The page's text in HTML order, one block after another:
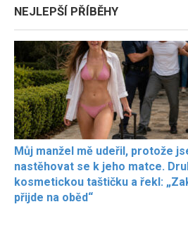
NEJLEPŠÍ PŘÍBĚHY
Můj manžel mě udeřil, protože
nastěhovat se k jeho matce.
kosmetickou taštičku a řekl:
přijde na oběd“